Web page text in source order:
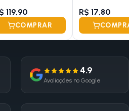
119,90
COMPRAR
Preto )
R$ 17,80
4.9
Avaliações no Google